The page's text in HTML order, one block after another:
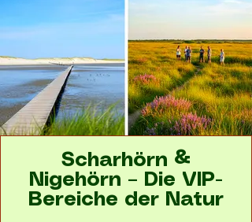
Scharhörn &
Nigehörn – Die VIP-
Bereiche der Natur